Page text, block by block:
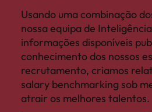
Usando uma combinação
nossa equipa de
informações disponíveis
conhecimento dos nossos
recrutamento, criamos
salary benchmarking sob
atrair os melhores talentos.